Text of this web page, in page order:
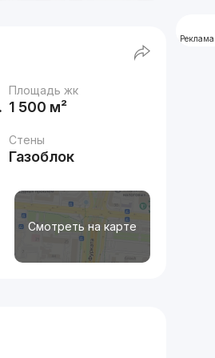
Площадь жк
1 500 м²
Стены
Газоблок
Смотреть на карте
Реклама